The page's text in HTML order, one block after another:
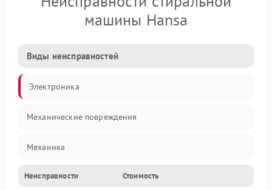
машины Hansa
Виды неисправностей
Электроника
Механические повреждения
Механика
Электропитание
Неисправности Стоимость